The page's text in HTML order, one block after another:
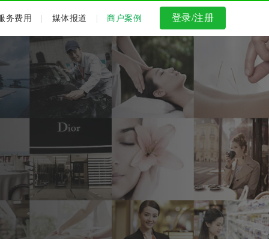
务费用 媒体报道 商户案例 登录/注册